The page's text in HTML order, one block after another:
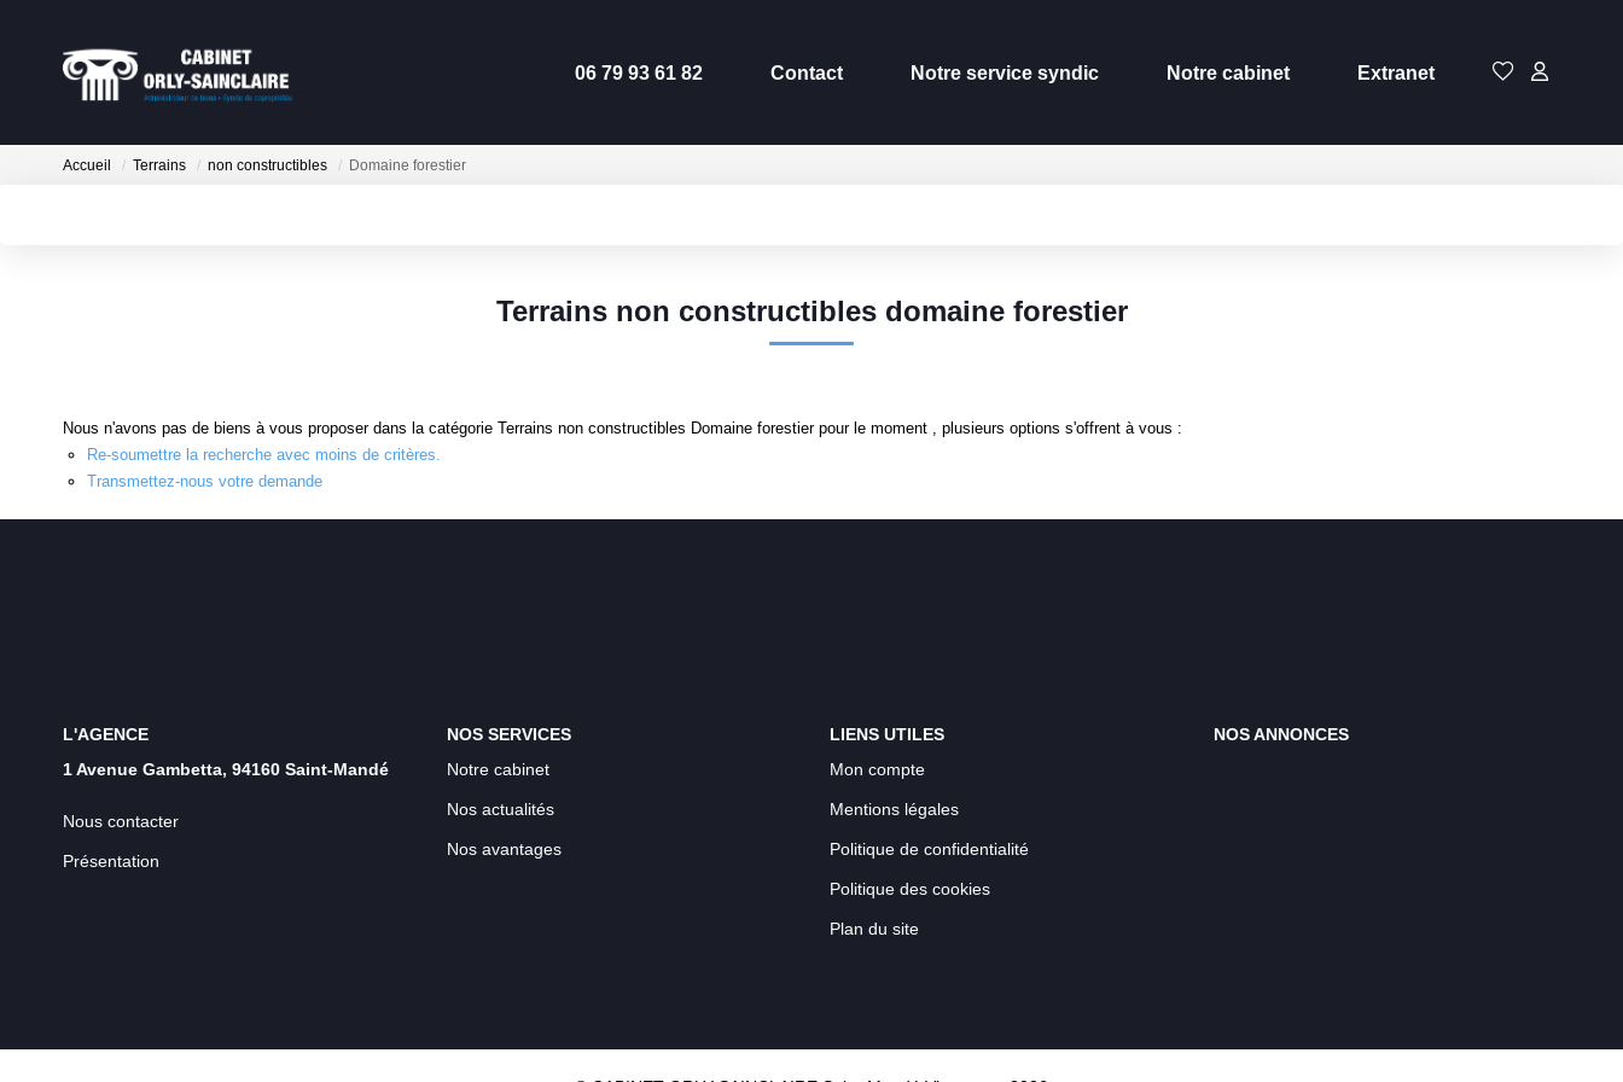
06 79 93 61 82 Contact Notre service syndic Notre cabinet Extranet
Accueil Terrains non constructibles Domaine forestier
Terrains non constructibles domaine forestier
Nous n'avons pas de biens à vous proposer dans la catégorie Terrains non constructibles Domaine forestier pour le moment , plusieurs options s'offrent à vous :
Re-soumettre la recherche avec moins de critères.
Transmettez-nous votre demande
L'AGENCE
1 Avenue Gambetta, 94160 Saint-Mandé
Nous contacter
Présentation
NOS SERVICES
Notre cabinet
Nos actualités
Nos avantages
LIENS UTILES
Mon compte
Mentions légales
Politique de confidentialité
Politique des cookies
Plan du site
NOS ANNONCES